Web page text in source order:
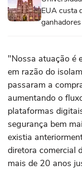
EUA custa
"Nossa atuação é
em razão do
passaram a
aumentando o
plataformas
segurança bem
existia
diretora comercial
mais de 20 anos